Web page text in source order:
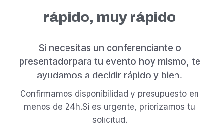
rápido, muy rápido
Si necesitas un conferenciante o
presentadorpara tu evento hoy mismo, te
ayudamos a decidir rápido y bien.
Confirmamos disponibilidad y presupuesto en
menos de 24h.Si es urgente, priorizamos tu
solicitud.